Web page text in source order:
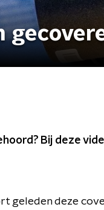
Bij deze
geleden deze